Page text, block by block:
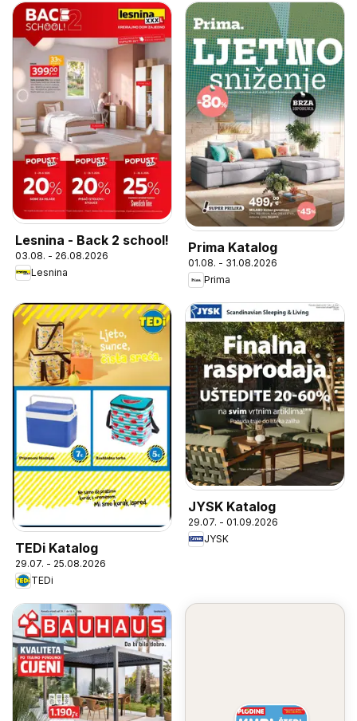
Lesnina - Back 2 school!
03.08. - 26.08.2026
Lesnina
Prima Katalog
01.08. - 31.08.2026
Prima
TEDi Katalog
29.07. - 25.08.2026
TEDi
JYSK Katalog
29.07. - 01.09.2026
JYSK